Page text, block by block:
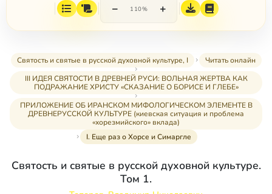
− 110% +
Святость и святые в русской духовной культуре, I
Читать онлайн
III ИДЕЯ СВЯТОСТИ В ДРЕВНЕЙ РУСИ: ВОЛЬНАЯ ЖЕРТВА КАК
ПОДРАЖАНИЕ ХРИСТУ «СКАЗАНИЕ О БОРИСЕ И ГЛЕБЕ»
ПРИЛОЖЕНИЕ ОБ ИРАНСКОМ МИФОЛОГИЧЕСКОМ ЭЛЕМЕНТЕ В
ДРЕВНЕРУССКОЙ КУЛЬТУРЕ (киевская ситуация и проблема
«хорезмийского» вклада)
I. Еще раз о Хорcе и Симаргле
Святость и святые в русской духовной культуре.
Том 1.